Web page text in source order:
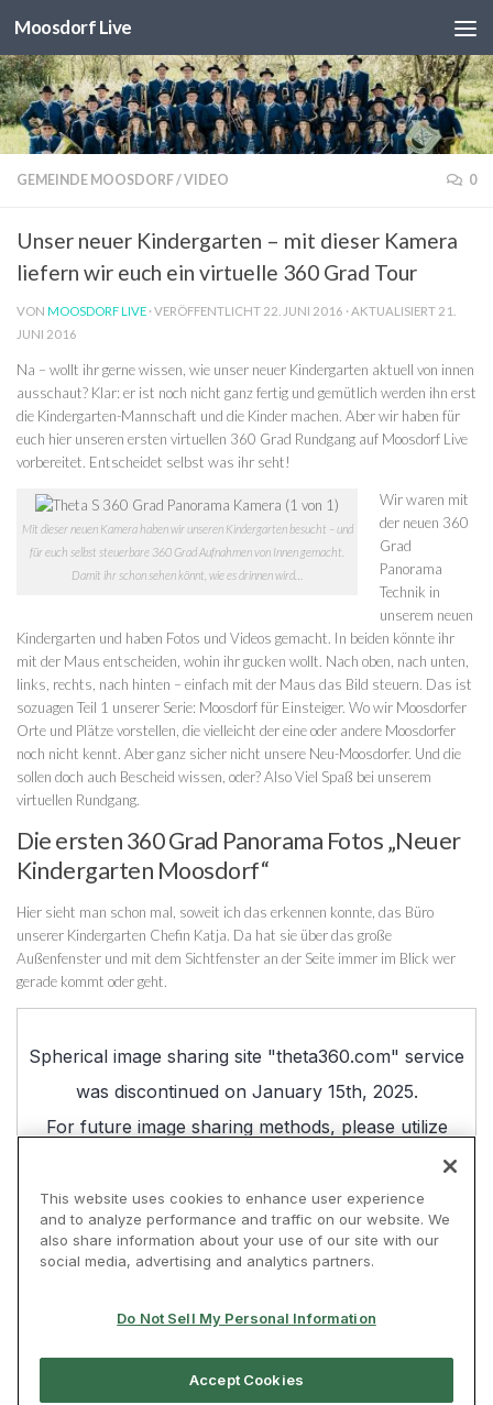
Unter dem Inhalt
Moosdorf Live
GEMEINDE MOOSDORF/VIDEO 0
Unser neuer Kindergarten – mit dieser Kamera
liefern wir euch ein virtuelle 360 Grad Tour
VON MOOSDORF LIVE · VERÖFFENTLICHT 22. JUNI 2016 · AKTUALISIERT 21.
JUNI 2016
Na – wollt ihr gerne wissen, wie unser neuer Kindergarten aktuell von innen
ausschaut? Klar: er ist noch nicht ganz fertig und gemütlich werden ihn erst
die Kindergarten-Mannschaft und die Kinder machen. Aber wir haben für
euch hier unseren ersten virtuellen 360 Grad Rundgang auf Moosdorf Live
vorbereitet. Entscheidet selbst was ihr seht!
Mit dieser neuen Kamera haben wir unseren Kindergarten besucht – und
für euch selbst steuerbare 360 Grad Aufnahmen von Innen gemacht.
Damit ihr schon sehen könnt, wie es drinnen wird…
Wir waren mit
der neuen 360
Grad
Panorama
Technik in
unserem neuen
Kindergarten und haben Fotos und Videos gemacht. In beiden könnte ihr
mit der Maus entscheiden, wohin ihr gucken wollt. Nach oben, nach unten,
links, rechts, nach hinten – einfach mit der Maus das Bild steuern. Das ist
sozuagen Teil 1 unserer Serie: Moosdorf für Einsteiger. Wo wir Moosdorfer
Orte und Plätze vorstellen, die vielleicht der eine oder andere Moosdorfer
noch nicht kennt. Aber ganz sicher nicht unsere Neu-Moosdorfer. Und die
sollen doch auch Bescheid wissen, oder? Also Viel Spaß bei unserem
virtuellen Rundgang.
Die ersten 360 Grad Panorama Fotos „Neuer
Kindergarten Moosdorf“
Hier sieht man schon mal, soweit ich das erkennen konnte, das Büro
unserer Kindergarten Chefin Katja. Da hat sie über das große
Außenfenster und mit dem Sichtfenster an der Seite immer im Blick wer
gerade kommt oder geht.